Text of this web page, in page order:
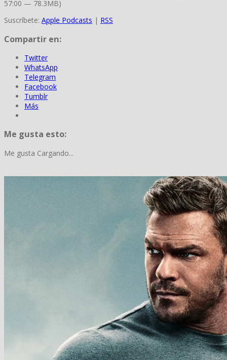
57:00 — 78.3MB)
Suscríbete: Apple Podcasts | RSS
Compartir en:
Twitter
WhatsApp
Telegram
Facebook
Tumblr
Más
Me gusta esto:
Me gusta Cargando...